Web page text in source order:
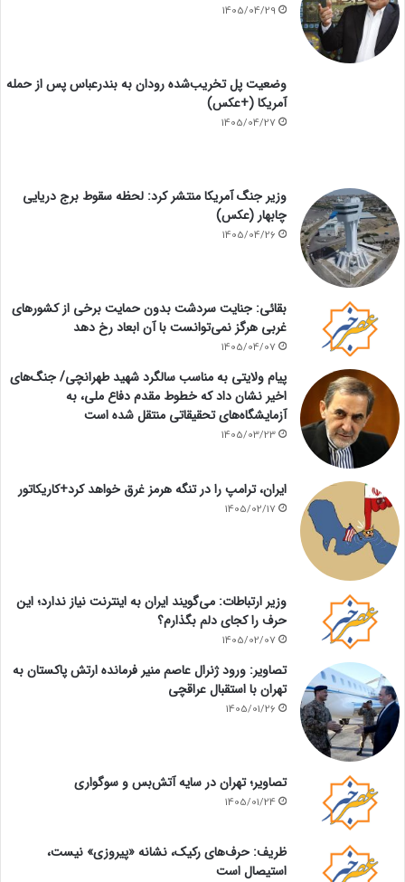
1405/04/29
وضعیت پل تخریب‌شده رودان به بندرعباس پس از حمله
آمریکا (+عکس)
1405/04/27
وزیر جنگ آمریکا منتشر کرد: لحظه سقوط برج دریایی
چابهار (عکس)
1405/04/26
بقائی: جنایت سردشت بدون حمایت برخی از کشورهای
غربی هرگز نمی‌توانست با آن ابعاد رخ دهد
1405/04/07
پیام ولایتی به مناسب سالگرد شهید طهرانچی/ جنگ‌های
اخیر نشان داد که خطوط مقدم دفاع ملی، به
آزمایشگاه‌های تحقیقاتی منتقل شده است
1405/03/23
ایران، ترامپ را در تنگه هرمز غرق خواهد کرد+کاریکاتور
1405/02/17
وزیر ارتباطات: می‌گویند ایران به اینترنت نیاز ندارد؛ این
حرف را کجای دلم بگذارم؟
1405/02/07
تصاویر: ورود ژنرال عاصم منیر فرمانده ارتش پاکستان به
تهران با استقبال عراقچی
1405/01/26
تصاویر؛ تهران در سایه آتش‌بس و سوگواری
1405/01/24
ظریف: حرف‌های رکیک، نشانه «پیروزی» نیست،
استیصال است